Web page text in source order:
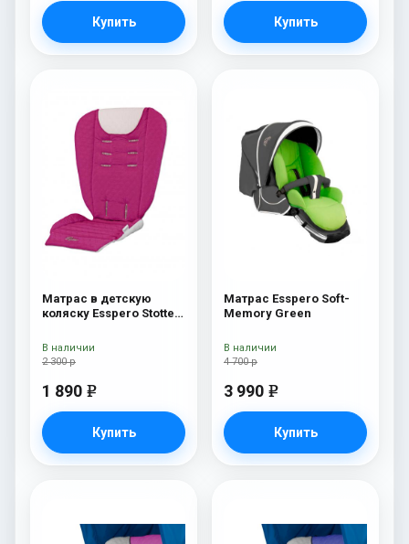
Купить Купить
Матрас в детскую
коляску Esspero Stotte
2 300 р
1 890 e
Купить
В наличии
Матрас Esspero Soft-
Memory Green
4 700 р
3 990 e
Купить
В наличии